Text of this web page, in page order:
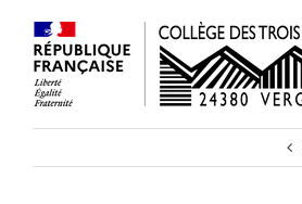
contenu